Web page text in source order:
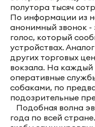
полутора тысяч
По информации из
анонимный звонок -
голос, который
устройствах.
других торговых
вокзала. На
оперативные
собаками, по
подозрительные
Подобная волна
года по всей